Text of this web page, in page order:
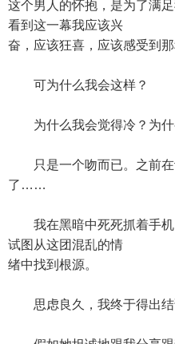
这个男人的怀抱，是为了满
看到这一幕我应该兴
奋，应该狂喜，应该感受到那
可为什么我会这样？
为什么我会觉得冷？为什
只是一个吻而已。之前在
了……
我在黑暗中死死抓着手机
试图从这团混乱的情
绪中找到根源。
思虑良久，我终于得出结